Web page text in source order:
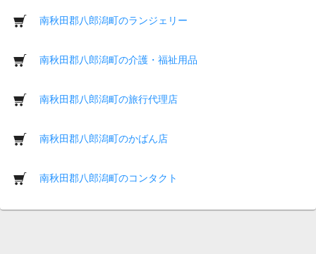
南秋田郡八郎潟町のランジェリー
南秋田郡八郎潟町の介護・福祉用品
南秋田郡八郎潟町の旅行代理店
南秋田郡八郎潟町のかばん店
南秋田郡八郎潟町のコンタクト